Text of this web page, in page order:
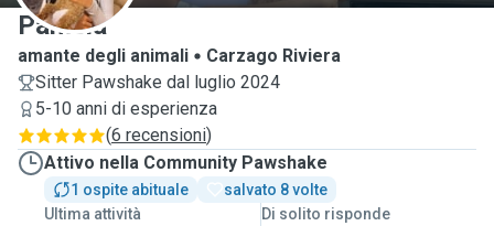
Pamela
amante degli animali
Carzago Riviera
Sitter Pawshake dal luglio 2024
5-10 anni di esperienza
(6 recensioni)
Attivo nella Community Pawshake
1 ospite abituale
salvato 8 volte
Ultima attività
Di solito risponde